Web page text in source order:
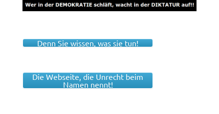
Denn Sie wissen, was sie tun!
Die Webseite, die Unrecht beim
Namen nennt!